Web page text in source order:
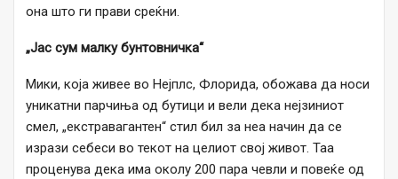
она што ги прави среќни.
„Јас сум малку бунтовничка“
Мики, која живее во Нејплс, Флорида, обожава да носи
уникатни парчиња од бутици и вели дека нејзиниот
смел, „екстравагантен“ стил бил за неа начин да се
изрази себеси во текот на целиот свој живот. Таа
проценува дека има околу 200 пара чевли и повеќе од